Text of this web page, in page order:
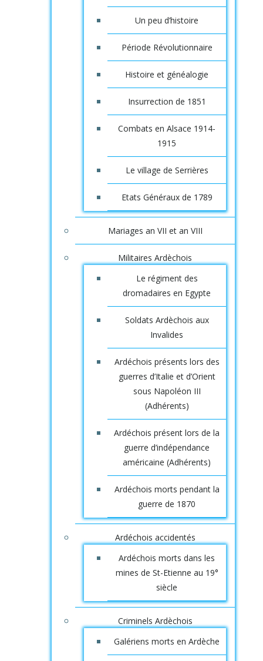
Un peu d’histoire
Période Révolutionnaire
Histoire et généalogie
Insurrection de 1851
Combats en Alsace 1914-
1915
Le village de Serrières
Etats Généraux de 1789
Mariages an VII et an VIII
Militaires Ardèchois
Le régiment des
dromadaires en Egypte
Soldats Ardèchois aux
Invalides
Ardéchois présents lors des
guerres d’Italie et d’Orient
sous Napoléon III
(Adhérents)
Ardéchois présent lors de la
guerre d’indépendance
américaine (Adhérents)
Ardéchois morts pendant la
guerre de 1870
Ardéchois accidentés
Ardéchois morts dans les
mines de St-Etienne au 19°
siècle
Criminels Ardèchois
Galériens morts en Ardèche